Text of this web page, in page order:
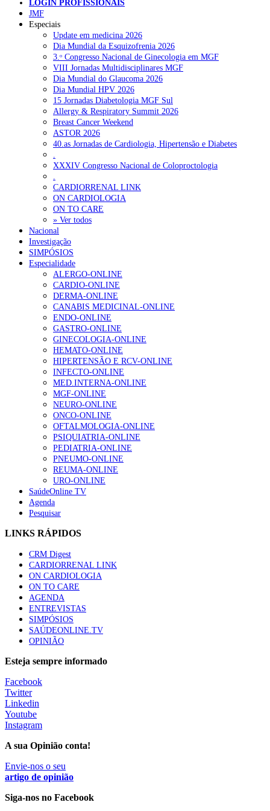
NOTÍCIAS RECENTES
Portugal está a formar os médicos de que precisa? 6 de Agosto,
Estudantes de Medicina representados na 79.ª World Health
Assembly 6 de Agosto, 2026
SCORA X-Change Portugal promove formação internacional
em saúde sexual e reprodutiva 6 de Agosto, 2026
ANEM reúne com coordenador do Pacto Estratégico para a
Saúde
Sindicato diz que nova carreira de médicos dentistas reforça
estabilidade no SNS
NOTÍCIAS MAIS LIDAS
Enfermagem Forense. “Da urgência ao tribunal, cada
gesto conta e cada profissional faz a diferença”
202 visualizações
Alguns milhares de utentes podem ficar sem médico de
família com nova regras do registo, alerta associação
175 visualizações
Quase quatro em cada dez doentes com enfarte
apresentavam níveis elevados de Lp(a), revela estudo
86 visualizações
“Os programas de rastreio do cancro do pulmão são
custo-efetivos e representam um investimento
sustentável para os sistemas de saúde”
66 visualizações
Trodelvy aprovado para primeira linha no cancro da
elegíveis para inibidores PD-(L)1
61 visualizações
Especialistas defendem mais potássio na alimentação
para ajudar a controlar a hipertensão
57 visualizações
MAIS NOTÍCIAS
Sindicato diz que nova carreira de médicos dentistas reforça
estabilidade no SNS
6 Ago, 2026
Mais de 400 utentes beneficiaram de comparticipação reforçada
para tratamentos de infertilidade na Madeira
6 Ago, 2026 0 Comments
LOGIN PROFISSIONAIS
JMF
Especiais
Update em medicina 2026
Dia Mundial da Esquizofrenia 2026
3.ᵒ Congresso Nacional de Ginecologia em MGF
VIII Jornadas Multidisciplinares MGF
Dia Mundial do Glaucoma 2026
Dia Mundial HPV 2026
15 Jornadas Diabetologia MGF Sul
Allergy & Respiratory Summit 2026
Breast Cancer Weekend
ASTOR 2026
40.as Jornadas de Cardiologia, Hipertensão e Diabetes
.
XXXIV Congresso Nacional de Coloproctologia
.
CARDIORRENAL LINK
ON CARDIOLOGIA
ON TO CARE
» Ver todos
Nacional
Investigação
SIMPÓSIOS
Especialidade
ALERGO-ONLINE
CARDIO-ONLINE
DERMA-ONLINE
CANABIS MEDICINAL-ONLINE
ENDO-ONLINE
GASTRO-ONLINE
GINECOLOGIA-ONLINE
HEMATO-ONLINE
HIPERTENSÃO E RCV-ONLINE
INFECTO-ONLINE
MED.INTERNA-ONLINE
MGF-ONLINE
NEURO-ONLINE
ONCO-ONLINE
OFTALMOLOGIA-ONLINE
PSIQUIATRIA-ONLINE
PEDIATRIA-ONLINE
PNEUMO-ONLINE
REUMA-ONLINE
URO-ONLINE
SaúdeOnline TV
Agenda
Pesquisar
LINKS RÁPIDOS
CRM Digest
CARDIORRENAL LINK
ON CARDIOLOGIA
ON TO CARE
AGENDA
ENTREVISTAS
SIMPÓSIOS
SAÚDEONLINE.TV
OPINIÃO
Esteja sempre informado
Facebook
Twitter
Linkedin
Youtube
Instagram
A sua Opinião conta!
Envie-nos o seu
artigo de opinião
Siga-nos no Facebook